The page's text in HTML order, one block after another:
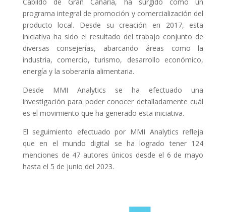
programa integral de promoción y comercialización del
producto local. Desde su creación en 2017, esta
iniciativa ha sido el resultado del trabajo conjunto de
diversas consejerías, abarcando áreas como la
industria, comercio, turismo, desarrollo económico,
energía y la soberanía alimentaria.
Desde MMI Analytics se ha efectuado una
investigación para poder conocer detalladamente cuál
es el movimiento que ha generado esta iniciativa.
El seguimiento efectuado por MMI Analytics refleja
que en el mundo digital se ha logrado tener 124
menciones de 47 autores únicos desde el 6 de mayo
hasta el 5 de junio del 2023.